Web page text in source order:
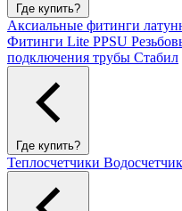
Где купить?
Аксиальные фитинги
Фитинги Lite PPSU
подключения трубы Стабил
Где купить?
Теплосчетчики